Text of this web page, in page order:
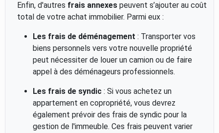
Enfin, d'autres frais annexespeuvent s’ajouter au coût
total de votre achat immobilier. Parmi eux :
Les frais de déménagement : Transporter vos
biens personnels vers votre nouvelle propriété
peut nécessiter de louer un camion ou de faire
appel à des déménageurs professionnels.
Les frais de syndic: Si vous achetez un
appartement en copropriété, vous devrez
également prévoir des frais de syndic pour la
gestion de l'immeuble. Ces frais peuvent varier